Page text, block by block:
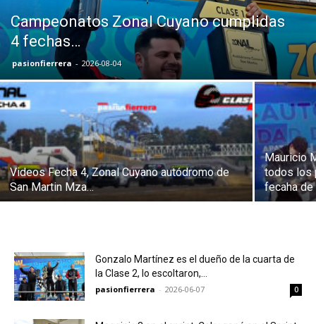
Campeonatos Zonal Cuyano cumplidas
4 fechas…
pasionfierrera - 2026-08-04
Videos Fecha 4, Zonal Cuyano autódromo de
San Martin Mza…
Mauricio
todos los
fecaha de
Gonzalo Martínez es el dueño de la cuarta de
la Clase 2, lo escoltaron,...
pasionfierrera - 2026-06-07 0